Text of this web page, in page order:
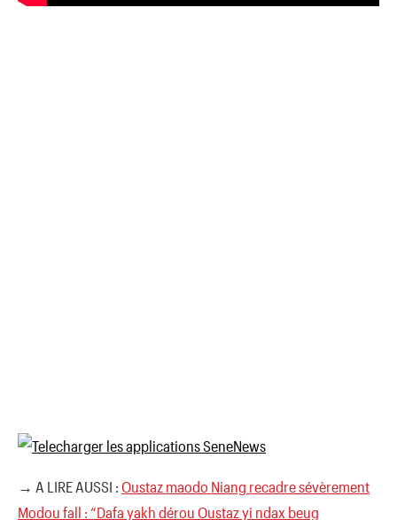
→ A LIRE AUSSI : Oustaz maodo Niang recadre sévèrement
Modou fall : “Dafa yakh dérou Oustaz yi ndax beug